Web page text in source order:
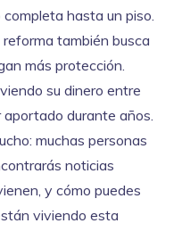
hasta un piso.
reforma también busca
más protección.
su dinero entre
durante años.
muchas personas
noticias
y cómo puedes
viviendo esta